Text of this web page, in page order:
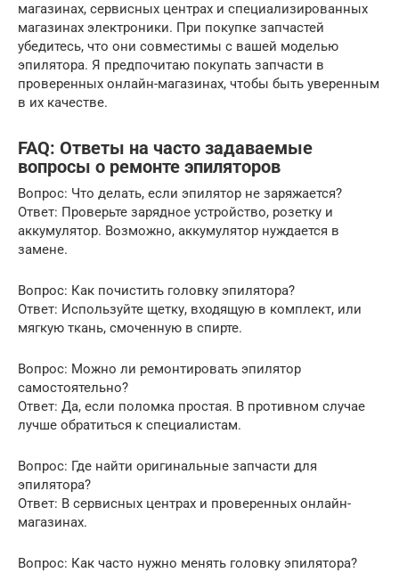
магазинах, сервисных центрах и специализированных
магазинах электроники. При покупке запчастей
убедитесь, что они совместимы с вашей моделью
эпилятора. Я предпочитаю покупать запчасти в
проверенных онлайн-магазинах, чтобы быть уверенным
в их качестве.
FAQ: Ответы на часто задаваемые
вопросы о ремонте эпиляторов
Вопрос: Что делать, если эпилятор не заряжается?
Ответ: Проверьте зарядное устройство, розетку и
аккумулятор. Возможно, аккумулятор нуждается в
замене.
Вопрос: Как почистить головку эпилятора?
Ответ: Используйте щетку, входящую в комплект, или
мягкую ткань, смоченную в спирте.
Вопрос: Можно ли ремонтировать эпилятор
самостоятельно?
Ответ: Да, если поломка простая. В противном случае
лучше обратиться к специалистам.
Вопрос: Где найти оригинальные запчасти для
эпилятора?
Ответ: В сервисных центрах и проверенных онлайн-
магазинах.
Вопрос: Как часто нужно менять головку эпилятора?